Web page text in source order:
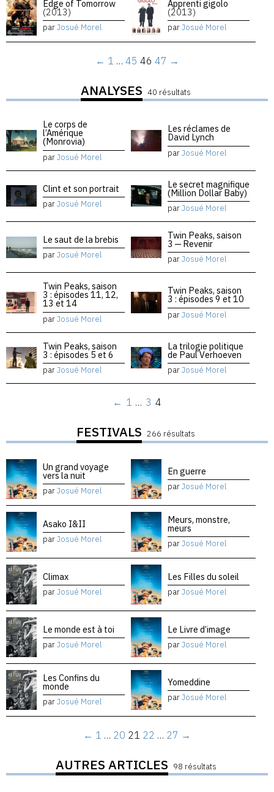
Edge of Tomorrow
(2013)
parJosué Morel
Apprenti gigolo
(2013)
parJosué Morel
← 1 … 45 46 47 →
ANALYSES 40 résultats
Le corps de
l’Amérique
(Monrovia)
parJosué Morel
Les réclames de
David Lynch
parJosué Morel
Clint et son portrait
parJosué Morel
Le secret magnifique
(Million Dollar Baby)
parJosué Morel
Le saut de la brebis
parJosué Morel
Twin Peaks, saison
3 — Revenir
parJosué Morel
Twin Peaks, saison
3 : épisodes 11, 12,
13 et 14
parJosué Morel
Twin Peaks, saison
3 : épisodes 9 et 10
parJosué Morel
Twin Peaks, saison
3 : épisodes 5 et 6
parJosué Morel
La trilogie politique
de Paul Verhoeven
parJosué Morel
← 1 … 3 4
FESTIVALS 266 résultats
Un grand voyage
vers la nuit
parJosué Morel
En guerre
parJosué Morel
Asako I&II
parJosué Morel
Meurs, monstre,
meurs
parJosué Morel
Climax
parJosué Morel
Les Filles du soleil
parJosué Morel
Le monde est à toi
parJosué Morel
Le Livre d’image
parJosué Morel
Les Confins du
monde
parJosué Morel
Yomeddine
parJosué Morel
← 1 … 20 21 22 … 27 →
AUTRES ARTICLES 98 résultats